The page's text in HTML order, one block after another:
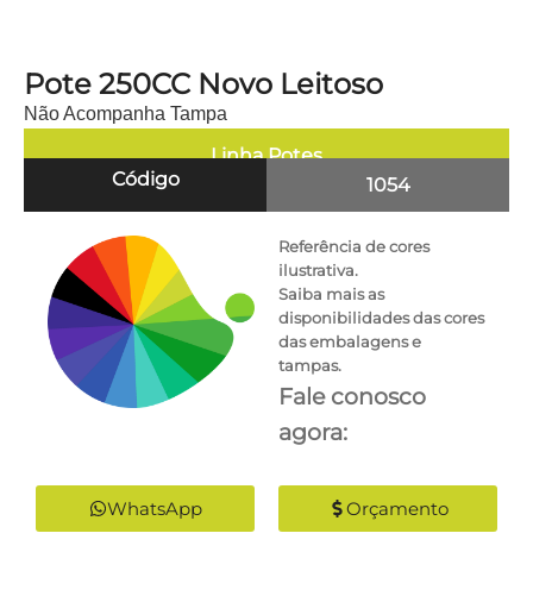
Pote 250CC Novo Leitoso
Não Acompanha Tampa
Linha Potes
Código
1054
Referência de cores
ilustrativa.
Saiba mais as
disponibilidades das cores
das embalagens e
tampas.
Fale conosco
agora:
WhatsApp Orçamento